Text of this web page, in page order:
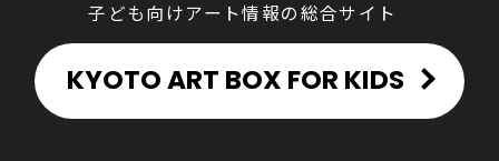
子ども向けアート情報の総合サイト
KYOTO ART BOX FOR KIDS